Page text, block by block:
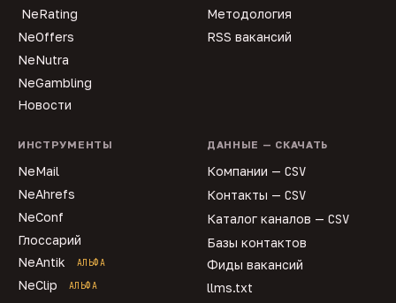
NeRating
NeOffers
NeNutra
NeGambling
Новости
Методология
RSS вакансий
ИНСТРУМЕНТЫ
NeMail
NeAhrefs
NeConf
Глоссарий
NeAntik
АЛЬФА
NeClip АЛЬФА
ДАННЫЕ — СКАЧАТЬ
Компании — CSV
Контакты — CSV
Каталог каналов — CSV
Базы контактов
Фиды вакансий
llms.txt